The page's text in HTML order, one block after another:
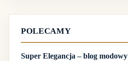
POLECAMY
Super Elegancja – blog modowy